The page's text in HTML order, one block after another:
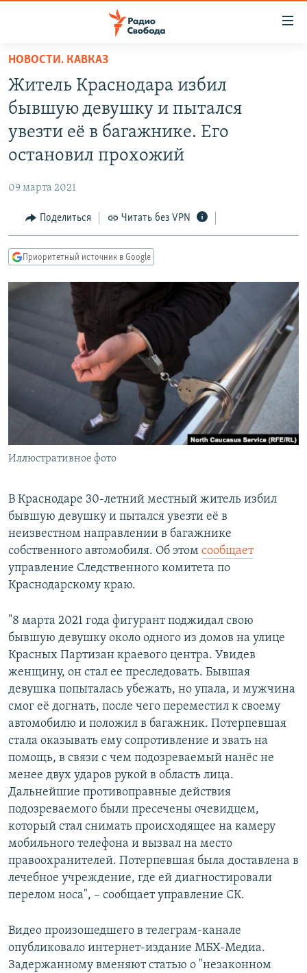
упрощенного
доступа
Вернуться
основному
содержанию
навигации
Вернутся
ПОДКАСТЫ
АВТОРСКИЕ ПРОЕКТЫ
КУЛЬТУРА
IDEL.РЕАЛИИ
КАВКАЗ.РЕАЛИИ
СИБИРЬ.РЕАЛИИ
РАСПИСАНИЕ ВЕЩАНИЯ
ПОДПИШИТЕСЬ НА РАССЫЛКУ
СОЦИАЛЬНЫЕ СЕТИ
НОВОСТИ. КАВКАЗ
Житель Краснодара избил
бывшую девушку и пытался
увезти её в багажнике. Его
остановил прохожий
09 марта 2021
Поделиться Читать без VPN
Приоритетный источник в Google
Иллюстративное фото
В Краснодаре 30-летний местный житель избил
бывшую девушку и пытался увезти её в
неизвестном направлении в багажнике
собственного автомобиля. Об этом сообщает
управление Следственного комитета по
Краснодарскому краю.
"8 марта 2021 года фигурант поджидал свою
бывшую девушку около одного из домов на улице
Красных Партизан краевого центра. Увидев
женщину, он стал ее преследовать. Бывшая
девушка попыталась убежать, но упала, и мужчина
смог её догнать, после чего переместил к своему
автомобилю и положил в багажник. Потерпевшая
стала оказывать ему сопротивление и звать на
помощь, в связи с чем подозреваемый нанёс не
менее двух ударов рукой в область лица.
Дальнейшие противоправные действия
подозреваемого были пресечены очевидцем,
который стал снимать происходящее на камеру
мобильного телефона и вызвал на место
правоохранителей. Потерпевшая была доставлена в
лечебное учреждение, где ей диагностировали
перелом носа", – сообщает управление СК.
Видео произошедшего в телеграм-канале
опубликовало интернет-издание МБХ-Медиа.
Задержанному вменяют статью о "незаконном